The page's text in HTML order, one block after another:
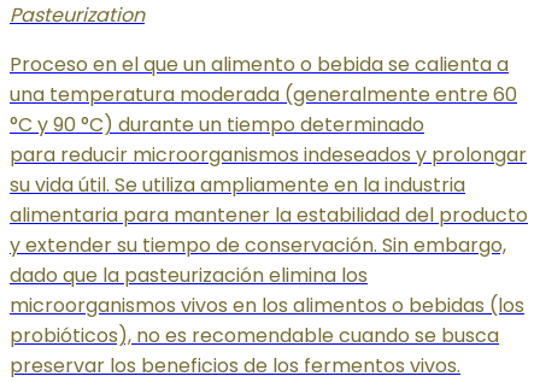
Pasteurization
Proceso en el que un alimento o bebida se calienta a
una temperatura moderada (generalmente entre 60
°C y 90 °C) durante un tiempo determinado
para reducir microorganismos indeseados y prolongar
su vida útil. Se utiliza ampliamente en la industria
alimentaria para mantener la estabilidad del producto
y extender su tiempo de conservación. Sin embargo,
dado que la pasteurización elimina los
microorganismos vivos en los alimentos o bebidas (los
probióticos), no es recomendable cuando se busca
preservar los beneficios de los fermentos vivos.